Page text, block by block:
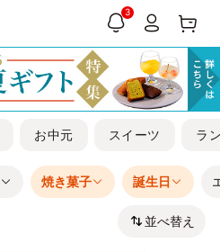
3
お中元 スイーツ ラ
焼き菓子 誕生日
並べ替え